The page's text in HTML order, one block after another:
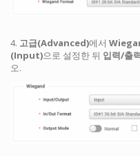
4. 고급(Advanced)에서
(Input)으로 설정한 뒤 입력/출
오.